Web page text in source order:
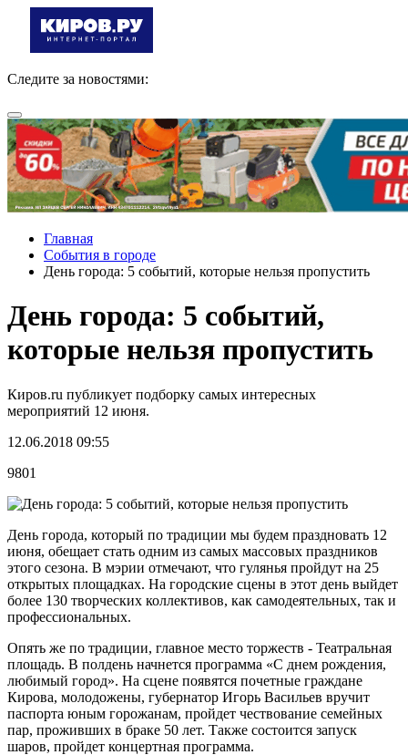
Следите за новостями:
Главная
События в городе
День города: 5 событий, которые нельзя пропустить
День города: 5 событий,
которые нельзя пропустить
Киров.ru публикует подборку самых интересных
мероприятий 12 июня.
12.06.2018 09:55
9801
День города, который по традиции мы будем праздновать 12
июня, обещает стать одним из самых массовых праздников
этого сезона. В мэрии отмечают, что гулянья пройдут на 25
открытых площадках. На городские сцены в этот день выйдет
более 130 творческих коллективов, как самодеятельных, так и
профессиональных.
Опять же по традиции, главное место торжеств - Театральная
площадь. В полдень начнется программа «С днем рождения,
любимый город». На сцене появятся почетные граждане
Кирова, молодожены, губернатор Игорь Васильев вручит
паспорта юным горожанам, пройдет чествование семейных
пар, проживших в браке 50 лет. Также состоится запуск
шаров, пройдет концертная программа.